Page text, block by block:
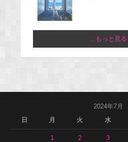
...もっと見る
2024年7月
日
月 火 水
1 2 3